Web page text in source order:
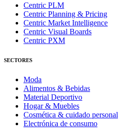
Centric PLM
Centric Planning & Pricing
Centric Market Intelligence
Centric Visual Boards
Centric PXM
SECTORES
Moda
Alimentos & Bebidas
Material Deportivo
Hogar & Muebles
Cosmética & cuidado personal
Electrónica de consumo